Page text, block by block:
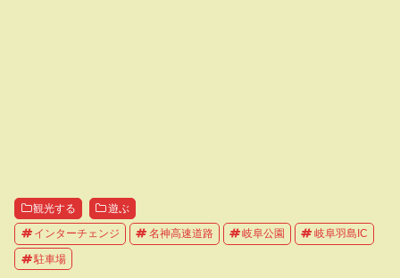
観光する 遊ぶ
インターチェンジ 名神高速道路 岐阜公園 岐阜羽島IC
駐車場